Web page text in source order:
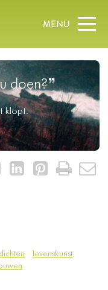
doen?
klopt.
levenskunst